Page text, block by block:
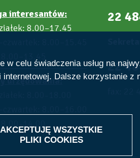
w celu świadczenia usług na
internetowej. Dalsze korzystanie
AKCEPTUJĘ WSZYSTKIE
PLIKI COOKIES
interesantów:
8.00–17.45
urzędowania:
22
22
fax: 22